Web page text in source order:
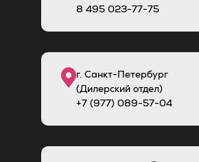
8 495 023-77-75
г. Санкт-Петербург
(Дилерский отдел)
+7 (977) 089-57-04